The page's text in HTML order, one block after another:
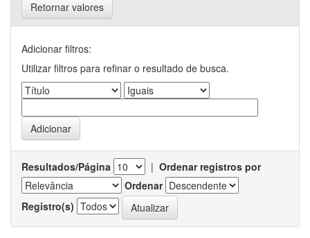
Retornar valores
Adicionar filtros:
Utilizar filtros para refinar o resultado de busca.
Resultados/Página | Ordenar registros por
Ordenar
Registro(s)